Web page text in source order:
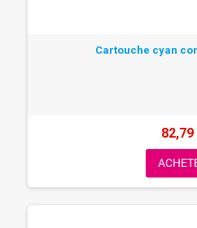
Cartouche cyan
82,79